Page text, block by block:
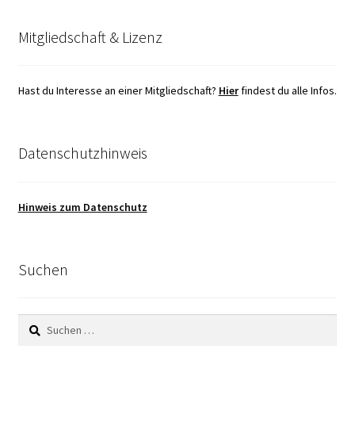
Mitgliedschaft & Lizenz
Hast du Interesse an einer Mitgliedschaft? Hierfindest du alle Infos.
Datenschutzhinweis
Hinweis zum Datenschutz
Suchen
Suchen
nach: